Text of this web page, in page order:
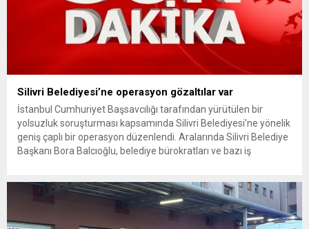
Silivri Belediyesi’ne operasyon gözaltılar var
İstanbul Cumhuriyet Başsavcılığı tarafından yürütülen bir
yolsuzluk soruşturması kapsamında Silivri Belediyesi’ne yönelik
geniş çaplı bir operasyon düzenlendi. Aralarında Silivri Belediye
Başkanı Bora Balcıoğlu, belediye bürokratları ve bazı iş
inceleme ve arama çalışmaları devam ediyor. İstanbul’da...